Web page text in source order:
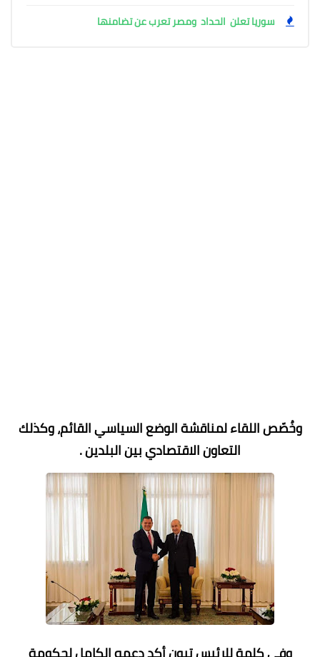
سوريا تعلن الحداد ومصر تعرب عن تضامنها
وخُصّص اللقاء لمناقشة الوضع السياسي القائم، وكذلك
التعاون الاقتصادي بين البلدين .